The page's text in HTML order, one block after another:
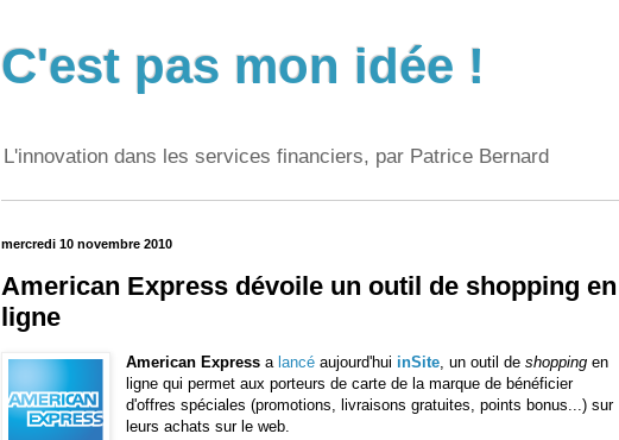
C'est pas mon idée !
L'innovation dans les services financiers, par Patrice Bernard
mercredi 10 novembre 2010
American Express dévoile un outil de shopping en
ligne
American Express a lancé aujourd'hui inSite, un outil deshopping en
ligne qui permet aux porteurs de carte de la marque de bénéficier
d'offres spéciales (promotions, livraisons gratuites, points bonus...) sur
leurs achats sur le web.